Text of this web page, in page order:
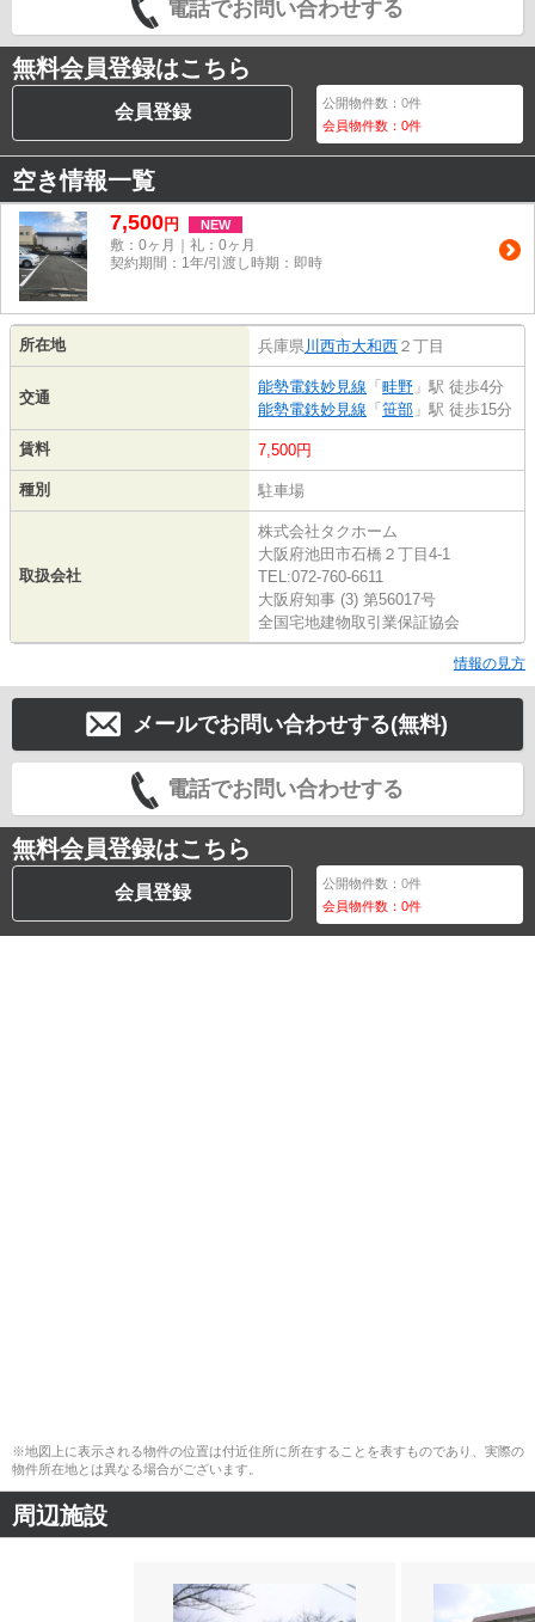
電話でお問い合わせする
無料会員登録はこちら
会員登録 公開物件数：0件
会員物件数：0件
空き情報一覧
7,500円 NEW
敷：0ヶ月｜礼：0ヶ月
契約期間：1年/引渡し時期：即時
所在地 兵庫県川西市大和西 ２丁目
交通
能勢電鉄妙見線 「 畦野 」駅 徒歩4分
能勢電鉄妙見線 「 笹部 」駅 徒歩15分
賃料 7,500円
種別 駐車場
取扱会社
株式会社タクホーム
大阪府池田市石橋２丁目4-1
TEL:072-760-6611
大阪府知事 (3) 第56017号
全国宅地建物取引業保証協会
情報の見方
メールでお問い合わせする(無料)
電話でお問い合わせする
無料会員登録はこちら
会員登録 公開物件数：0件
会員物件数：0件
※地図上に表示される物件の位置は付近住所に所在することを表すものであり、実際の
物件所在地とは異なる場合がございます。
周辺施設